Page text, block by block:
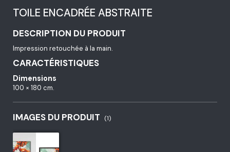
TOILE ENCADRÉE ABSTRAITE
DESCRIPTION DU PRODUIT
Impression retouchée à la main.
CARACTÉRISTIQUES
Dimensions
100 × 180 cm.
IMAGES DU PRODUIT (1)